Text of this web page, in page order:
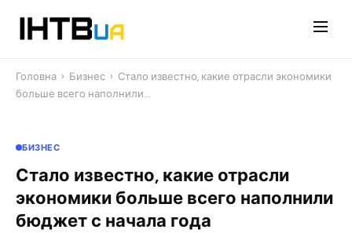
Головна › Бизнес › Стало известно, какие отрасли экономики
больше всего наполнили…
БИЗНЕС
Стало известно, какие отрасли
экономики больше всего наполнили
бюджет с начала года